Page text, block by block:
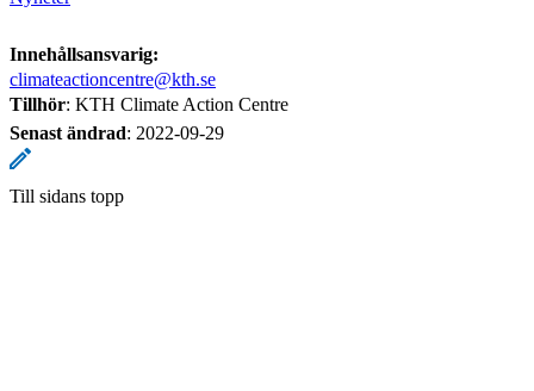
Innehållsansvarig:
climateactioncentre@kth.se
Tillhör: KTH Climate Action Centre
Senast ändrad: 2022-09-29
Till sidans topp